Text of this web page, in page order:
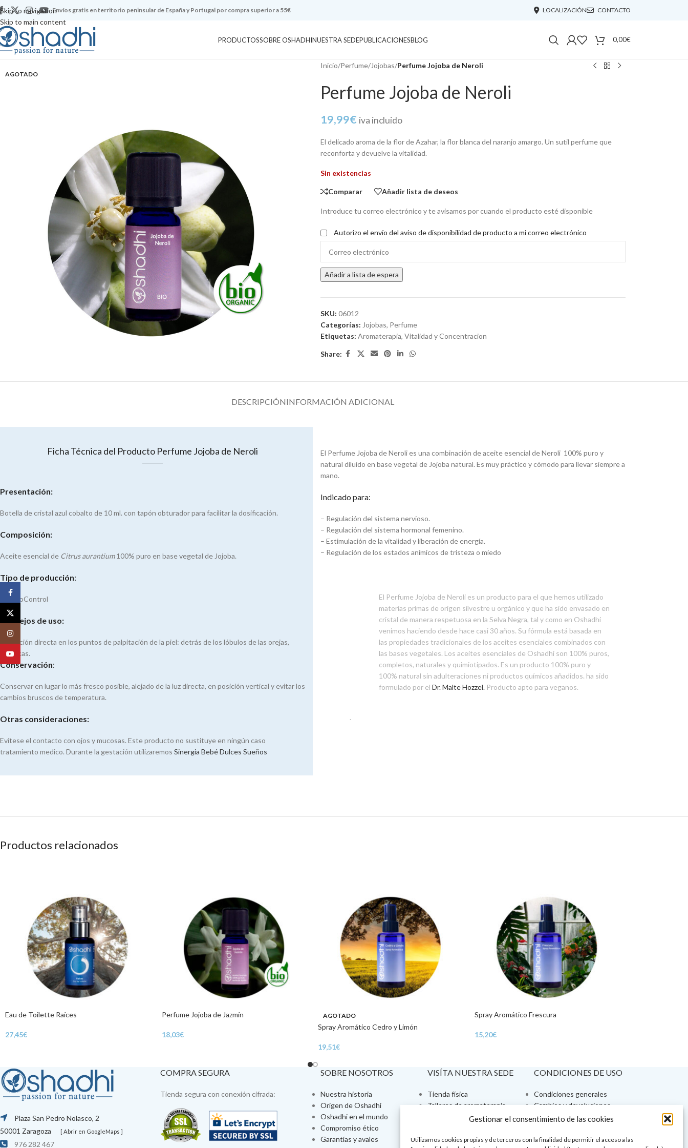
Gestionar el consentimiento de las cookies
Utilizamos cookies propias y de terceros con la finalidad de permitir el acceso a las
Skip to navigation
Skip to main content
Envíos gratis en territorio peninsular de España y Portugal por compra superior a 55€ LOCALIZACIÓN CONTACTO
PRODUCTOSSOBRE OSHADHINUESTRA SEDEPUBLICACIONESBLOG 0,00€
AGOTADO
Inicio/Perfume/Jojobas/Perfume Jojoba de Neroli
Perfume Jojoba de Neroli
19,99€ iva incluido
El delicado aroma de la flor de Azahar, la flor blanca del naranjo amargo. Un sutil perfume que
reconforta y devuelve la vitalidad.
Sin existencias
Comparar Añadir lista de deseos
Introduce tu correo electrónico y te avisamos por cuando el producto esté disponible
Autorizo el envío del aviso de disponibilidad de producto a mi correo electrónico
your
email
address
the
waitlist
for
product
Añadir a lista de espera
SKU: 06012
Categorías: Jojobas, Perfume
Etiquetas: Aromaterapia, Vitalidad y Concentracion
Share:
DESCRIPCIÓNINFORMACIÓN ADICIONAL
Ficha Técnica del Producto Perfume Jojoba de Neroli
Presentación:
Botella de cristal azul cobalto de 10 ml. con tapón obturador para facilitar la dosificación.
Composición:
Aceite esencial de Citrus aurantium100% puro en base vegetal de Jojoba.
Tipo de producción:
Bio EcoControl
Consejos de uso:
Aplicación directa en los puntos de palpitación de la piel: detrás de los lóbulos de las orejas,
muñecas.
Conservación:
Conservar en lugar lo más fresco posible, alejado de la luz directa, en posición vertical y evitar los
cambios bruscos de temperatura.
Otras consideraciones:
Evítese el contacto con ojos y mucosas. Este producto no sustituye en ningún caso
tratamiento medico. Durante la gestación utilizaremos Sinergia Bebé Dulces Sueños
El Perfume Jojoba de Neroli es una combinación de aceite esencial de Neroli 100% puro y
natural diluido en base vegetal de Jojoba natural. Es muy práctico y cómodo para llevar siempre a
mano.
Indicado para:
– Regulación del sistema nervioso.
– Regulación del sistema hormonal femenino.
– Estimulación de la vitalidad y liberación de energía.
– Regulación de los estados anímicos de tristeza o miedo
El Perfume Jojoba de Neroli es un producto para el que hemos utilizado
materias primas de origen silvestre u orgánico y que ha sido envasado en
cristal de manera respetuosa en la Selva Negra, tal y como en Oshadhi
venimos haciendo desde hace casi 30 años. Su fórmula está basada en
las propiedades tradicionales de los aceites esenciales combinados con
las bases vegetales. Los aceites esenciales de Oshadhi son 100% puros,
completos, naturales y quimiotipados. Es un producto 100% puro y
100% natural sin adulteraciones ni productos químicos añadidos. ha sido
formulado por el Dr. Malte Hozzel. Producto apto para veganos.
.
Productos relacionados
Eau de Toilette Raíces
27,45€
Perfume Jojoba de Jazmín
18,03€
AGOTADO
Spray Aromático Cedro y Limón
19,51€
Spray Aromático Frescura
15,20€
Plaza San Pedro Nolasco, 2
50001 Zaragoza
[ Abrir en GoogleMaps ]
976 282 467
COMPRA SEGURA
Tienda segura con conexión cifrada:
SOBRE NOSOTROS
Nuestra historia
Origen de Oshadhi
Oshadhi en el mundo
Compromiso ético
Garantías y avales
VISÍTA NUESTRA SEDE
Tienda física
Talleres de aromaterapia
Tratamientos de belleza
Jornadas y showrooms
CONDICIONES DE USO
Condiciones generales
Cambios y devoluciones
Formas de pago
¿Tienes alguna duda?
YouTube